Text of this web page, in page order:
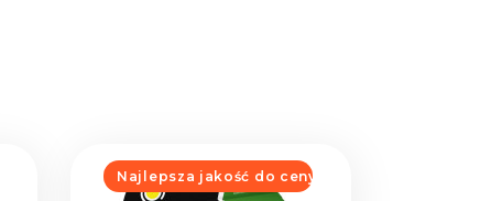
Najlepsza jakość do ceny